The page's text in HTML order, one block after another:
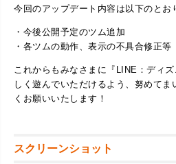
今回のアップデート内容は以下のとお
​・今後公開予定のツム追加
・各ツムの動作、表示の不具合修正等
これからもみなさまに『LINE：ディ
しく遊んでいただけるよう、努めてま
くお願いいたします！
スクリーンショット